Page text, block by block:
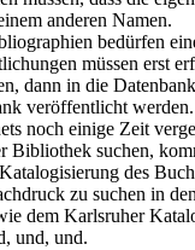
anderen Namen.
bedürfen
müssen erst
dann in die
veröffentlicht
noch einige Zeit
Bibliothek suchen,
des
zu suchen in
dem Karlsruher
und, und.